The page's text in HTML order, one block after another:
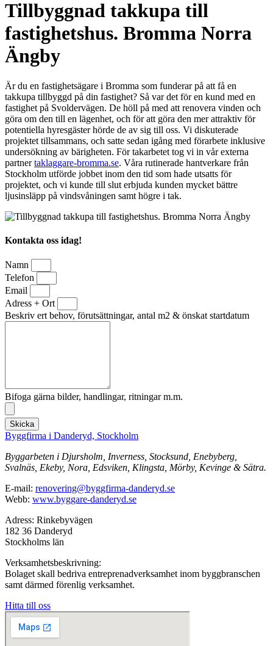
Tillbyggnad takkupa till
fastighetshus. Bromma Norra
Ängby
Är du en fastighetsägare i Bromma som funderar på att få en
takkupa tillbyggd på din fastighet? Så var det för en kund med en
fastighet på Svoldervägen. De höll på med att renovera vinden och
göra om den till en lägenhet, och för att göra den mer attraktiv för
potentiella hyresgäster hörde de av sig till oss. Vi diskuterade
projektet tillsammans, och satte sedan igång med förarbete inklusive
undersökning av bärigheten. För takarbetet tog vi in vår externa
partnertaklaggare-bromma.se. Våra rutinerade hantverkare från
Stockholm utförde jobbet inom den tid som hade utsatts för
projektet, och vi kunde till slut erbjuda kunden mycket bättre
ljusinsläpp på vindsvåningen samt högre i tak.
Kontakta oss idag!
Namn
Telefon
Email
Adress + Ort
Beskriv ert behov, förutsättningar, antal m2 & önskat startdatum
Bifoga gärna bilder, handlingar, ritningar m.m.
Skicka
Byggfirma i Danderyd, Stockholm
Byggarbeten i Djursholm, Inverness, Stocksund, Enebyberg,
Svalnäs, Ekeby, Nora, Edsviken, Klingsta, Mörby, Kevinge & Sätra.
E-mail: renovering@byggfirma-danderyd.se
Webb: www.byggare-danderyd.se
Adress: Rinkebyvägen
182 36 Danderyd
Stockholms län
Verksamhetsbeskrivning:
Bolaget skall bedriva entreprenadverksamhet inom byggbranschen
samt därmed förenlig verksamhet.
Hitta till oss